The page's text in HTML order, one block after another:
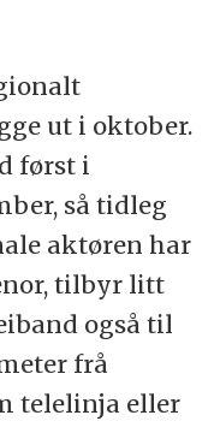
ut i oktober.
først i
så tidleg
aktøren har
tilbyr litt
også til
frå
telelinja eller